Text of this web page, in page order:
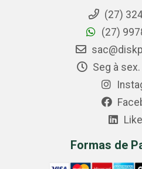
(27)
(27)
Seg à
Formas de